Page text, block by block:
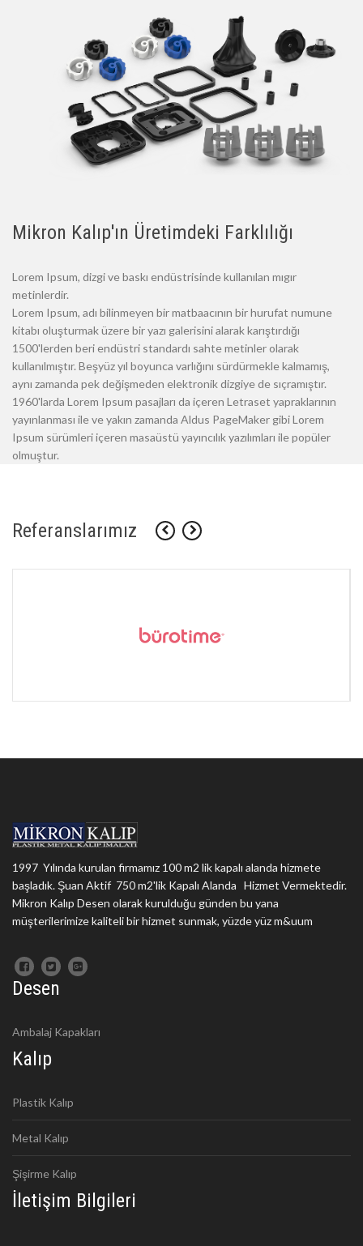
Mikron Kalıp'ın Üretimdeki Farklılığı
Lorem Ipsum, dizgi ve baskı endüstrisinde kullanılan mıgır
metinlerdir.
Lorem Ipsum, adı bilinmeyen bir matbaacının bir hurufat numune
kitabı oluşturmak üzere bir yazı galerisini alarak karıştırdığı
1500'lerden beri endüstri standardı sahte metinler olarak
kullanılmıştır. Beşyüz yıl boyunca varlığını sürdürmekle kalmamış,
aynı zamanda pek değişmeden elektronik dizgiye de sıçramıştır.
1960'larda Lorem Ipsum pasajları da içeren Letraset yapraklarının
yayınlanması ile ve yakın zamanda Aldus PageMaker gibi Lorem
Ipsum sürümleri içeren masaüstü yayıncılık yazılımları ile popüler
olmuştur.
Referanslarımız
1997 Yılında kurulan firmamız 100 m2 lik kapalı alanda hizmete
başladık. Şuan Aktif 750 m2'lik Kapalı Alanda Hizmet Vermektedir.
Mikron Kalıp Desen olarak kurulduğu günden bu yana
müşterilerimize kaliteli bir hizmet sunmak, yüzde yüz m&uum
Desen
Ambalaj Kapakları
Kalıp
Plastik Kalıp
Metal Kalıp
Şişirme Kalıp
İletişim Bilgileri